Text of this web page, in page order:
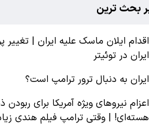
بحث ترین
اقدام ایلان ماسک علیه ایران |
ایران در توئیتر
ایران به دنبال ترور ترامپ است؟
اعزام نیروهای ویژه آمریکا برای ربودن
هسته‌ای! | وقتی ترامپ فیلم هندی